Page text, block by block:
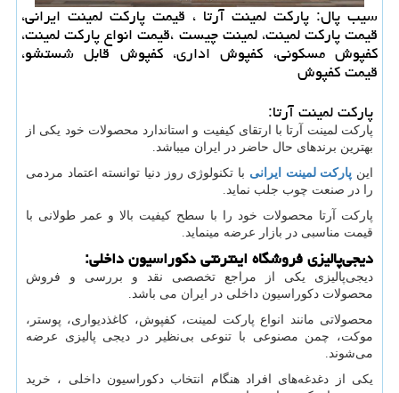
سیب پال: پاركت لمینت آرتا ، قیمت پاركت لمینت ایرانی،
قیمت پاركت لمینت، لمینت چیست ،قیمت انواع پاركت لمینت،
كفپوش مسكونی، كفپوش اداری، كفپوش قابل شستشو،
قیمت كفپوش
پارکت لمینت آرتا:
پارکت لمینت آرتا با ارتقای کیفیت و استاندارد محصولات خود یکی از
بهترین برندهای حال حاضر در ایران میباشد.
این پارکت لمینت ایرانی با تکنولوژی روز دنیا توانسته اعتماد مردمی
را در صنعت چوب جلب نماید.
پارکت آرتا محصولات خود را با سطح کیفیت بالا و عمر طولانی با
قیمت مناسبی در بازار عرضه مینماید.
دیجی‌پالیزی فروشگاه اینترنتی دکوراسیون داخلی:
دیجی‌پالیزی یکی از مراجع تخصصی نقد و بررسی و فروش
محصولات دکوراسیون داخلی در ایران می باشد.
محصولاتی مانند انواع پارکت لمینت، کفپوش، کاغذدیواری، پوستر،
موکت، چمن مصنوعی با تنوعی بی‌نظیر در دیجی پالیزی عرضه
می‏‏‏‌شوند.
یکی از دغدغه‌های افراد هنگام انتخاب دکوراسیون داخلی ، خرید